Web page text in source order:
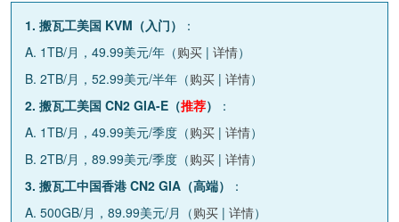
1. 搬瓦工美国 KVM（入门）
：
A. 1TB/月，49.99美元/年（购买 | 详情）
B. 2TB/月，52.99美元/半年（购买 | 详情）
2. 搬瓦工美国 CN2 GIA-E（推荐）
：
A. 1TB/月，49.99美元/季度（购买 | 详情）
B. 2TB/月，89.99美元/季度（购买 | 详情）
3. 搬瓦工中国香港 CN2 GIA（高端）
：
A. 500GB/月，89.99美元/月（购买 | 详情）